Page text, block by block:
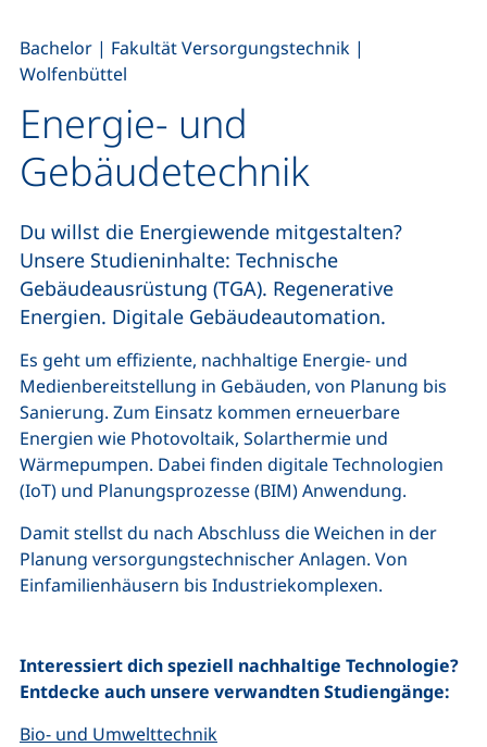
Energie- und
Gebäudetechnik
Bachelor | Fakultät Versorgungstechnik |
Wolfenbüttel
Du willst die Energiewende mitgestalten?
Unsere Studieninhalte: Technische
Gebäudeausrüstung (TGA). Regenerative
Energien. Digitale Gebäudeautomation.
Es geht um effiziente, nachhaltige Energie- und
Medienbereitstellung in Gebäuden, von Planung bis
Sanierung. Zum Einsatz kommen erneuerbare
Energien wie Photovoltaik, Solarthermie und
Wärmepumpen. Dabei finden digitale Technologien
(IoT) und Planungsprozesse (BIM) Anwendung.
Damit stellst du nach Abschluss die Weichen in der
Planung versorgungstechnischer Anlagen. Von
Einfamilienhäusern bis Industriekomplexen.
Interessiert dich speziell nachhaltige Technologie?
Entdecke auch unsere verwandten Studiengänge:
Bio- und Umwelttechnik